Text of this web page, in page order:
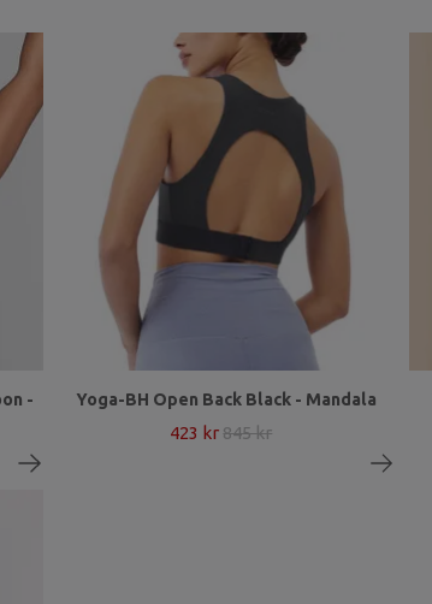
-
Yoga-BH Open Back Black - Mandala
423 kr 845 kr